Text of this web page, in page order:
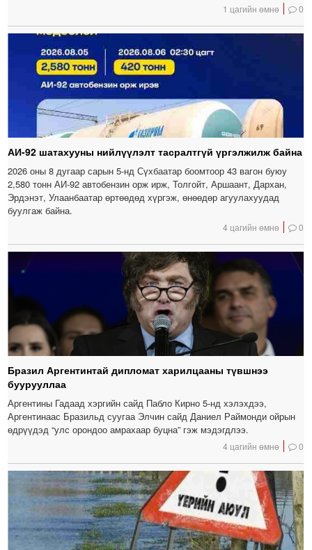
1 цагийн өмнө 0
АИ-92 шатахууны нийлүүлэлт тасралтгүй үргэлжилж байна
2026 оны 8 дугаар сарын 5-нд Сүхбаатар боомтоор 43 вагон буюу
2,580 тонн АИ-92 автобензин орж ирж, Толгойт, Аршаант, Дархан,
Эрдэнэт, Улаанбаатар өртөөдөд хүргэж, өнөөдөр агуулахуудад
буулгаж байна.
4 цагийн өмнө 0
Бразил Аргентинтай дипломат харилцааны түвшнээ
буурууллаа
Аргентины Гадаад хэргийн сайд Пабло Кирно 5-нд хэлэхдээ,
Аргентинаас Бразильд суугаа Элчин сайд Даниел Раймонди ойрын
өдрүүдэд “улс орондоо амрахаар буцна” гэж мэдэгдлээ.
4 цагийн өмнө 0